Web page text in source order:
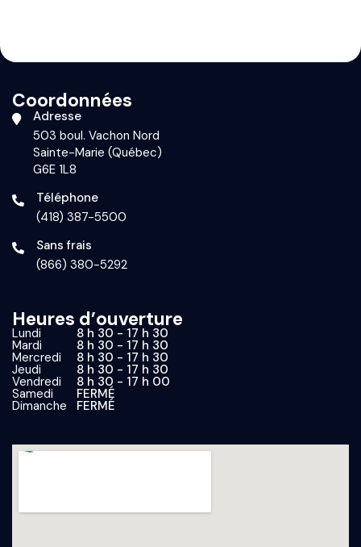
Coordonnées
Adresse
503 boul. Vachon Nord
Sainte-Marie (Québec)
G6E 1L8
Téléphone
(418) 387-5500
Sans frais
(866) 380-5292
Heures d’ouverture
Lundi 8 h 30 - 17 h 30
Mardi 8 h 30 - 17 h 30
Mercredi 8 h 30 - 17 h 30
Jeudi 8 h 30 - 17 h 30
Vendredi 8 h 30 - 17 h 00
Samedi FERMÉ
Dimanche FERMÉ